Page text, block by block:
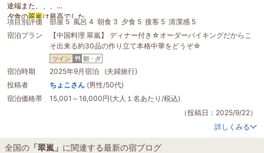
途端また、、、
夕食の翠嵐は最高でした。
項目別評価 部屋 5 風呂 4 朝食 3 夕食 5 接客 5 清潔感 5
宿泊プラン
【中国料理 翠嵐】 ディナー付き☆オーダーバイキングだからこ
そ出来る約30品の作り立て本格中華をどうぞ☆
ツイン 朝・夕
宿泊時期
2025年9月宿泊 (夫婦旅行)
投稿者
ちょこさん (男性/50代)
宿泊価格帯
15,001～16,000円(大人１名あたり/税込)
（投稿日：2025/9/22）
詳しくみる
全国の 「翠嵐」 に関連する最新の宿ブログ